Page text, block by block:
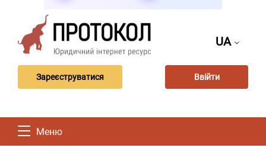
UA
Зареєструватися Ввійти
Меню